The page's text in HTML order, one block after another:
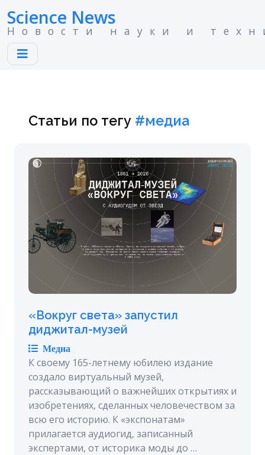
Science News
Новости науки и
Статьи по тегу #медиа
«Вокруг света» запустил
диджитал-музей
Медиа
К своему 165-летнему юбилею издание
создало виртуальный музей,
рассказывающий о важнейших открытиях и
изобретениях, сделанных человечеством за
всю его историю. К «экспонатам»
прилагается аудиогид, записанный
экспертами, от историка моды до …